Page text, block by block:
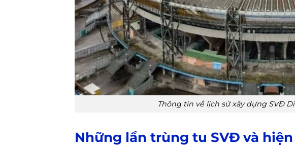
Thông tin về lịch sử xây dựng SVĐ
Những lần trùng tu SVĐ và